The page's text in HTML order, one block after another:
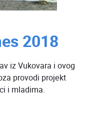
2018
iz Vukovara i ovog
provodi projekt
i mladima.